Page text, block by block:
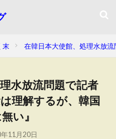
末 在韓日本大使館、処理水放
水放流問題で記者
理解するが、韓国
い』
11月20日